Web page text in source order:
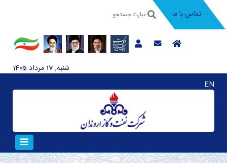
تماس با ما
شنبه, 17 مرداد 1405
EN